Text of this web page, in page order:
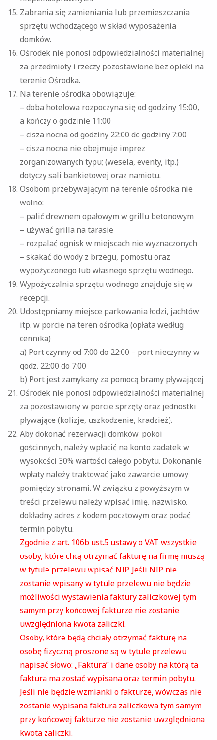
Zabrania się zamieniania lub przemieszczania
sprzętu wchodzącego w skład wyposażenia
domków.
Ośrodek nie ponosi odpowiedzialności materialnej
za przedmioty i rzeczy pozostawione bez opieki na
terenie Ośrodka.
Na terenie ośrodka obowiązuje:
– doba hotelowa rozpoczyna się od godziny 15:00,
a kończy o godzinie 11:00
– cisza nocna od godziny 22:00 do godziny 7:00
– cisza nocna nie obejmuje imprez
zorganizowanych typu; (wesela, eventy, itp.)
dotyczy sali bankietowej oraz namiotu.
Osobom przebywającym na terenie ośrodka nie
wolno:
– palić drewnem opałowym w grillu betonowym
– używać grilla na tarasie
– rozpalać ognisk w miejscach nie wyznaczonych
– skakać do wody z brzegu, pomostu oraz
wypożyczonego lub własnego sprzętu wodnego.
Wypożyczalnia sprzętu wodnego znajduje się w
recepcji.
Udostępniamy miejsce parkowania łodzi, jachtów
itp. w porcie na teren ośrodka (opłata według
cennika)
a) Port czynny od 7:00 do 22:00 – port nieczynny w
godz. 22:00 do 7:00
b) Port jest zamykany za pomocą bramy pływającej
Ośrodek nie ponosi odpowiedzialności materialnej
za pozostawiony w porcie sprzęty oraz jednostki
pływające (kolizje, uszkodzenie, kradzież).
Aby dokonać rezerwacji domków, pokoi
gościnnych, należy wpłacić na konto zadatek w
wysokości 30% wartości całego pobytu. Dokonanie
wpłaty należy traktować jako zawarcie umowy
pomiędzy stronami. W związku z powyższym w
treści przelewu należy wpisać imię, nazwisko,
dokładny adres z kodem pocztowym oraz podać
termin pobytu.
Zgodnie z art. 106b ust.5 ustawy o VAT wszystkie
osoby, które chcą otrzymać fakturę na firmę muszą
w tytule przelewu wpisać NIP. Jeśli NIP nie
zostanie wpisany w tytule przelewu nie będzie
możliwości wystawienia faktury zaliczkowej tym
samym przy końcowej fakturze nie zostanie
uwzględniona kwota zaliczki.
Osoby, które będą chciały otrzymać fakturę na
osobę fizyczną proszone są w tytule przelewu
napisać słowo: „Faktura” i dane osoby na którą ta
faktura ma zostać wypisana oraz termin pobytu.
Jeśli nie będzie wzmianki o fakturze, wówczas nie
zostanie wypisana faktura zaliczkowa tym samym
przy końcowej fakturze nie zostanie uwzględniona
kwota zaliczki.